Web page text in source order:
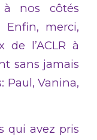
à nos côtés
Enfin, merci,
l’ACLR à
sans jamais
Paul, Vanina,
qui avez pris